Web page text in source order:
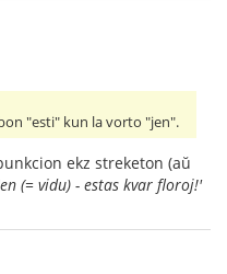
"esti" kun la vorto "jen".
ekz streketon (aŭ
(= vidu) - estas kvar floroj!'